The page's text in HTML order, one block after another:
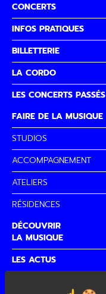
CONCERTS
INFOS PRATIQUES
BILLETTERIE
LA CORDO
LES CONCERTS PASSÉS
FAIRE DE LA MUSIQUE
STUDIOS
ACCOMPAGNEMENT
ATELIERS
RÉSIDENCES
DÉCOUVRIR
LA MUSIQUE
LES ACTUS